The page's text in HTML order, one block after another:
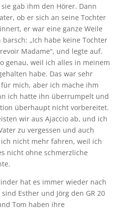
gab ihm den Hörer. Dann
ob er sich an seine Tochter
er war eine ganze Weile
„Ich habe keine Tochter
Madame“, und legte auf.
genau, weil ich alles in meinem
habe. Das war sehr
mich, aber ich mache ihm
ich hatte ihn überrumpelt und
überhaupt nicht vorbereitet.
wir aus Ajaccio ab, und ich
zu vergessen und auch
nicht mehr fahren, weil ich
nicht ohne schmerzliche
hat es immer wieder nach
Esther und Jörg den GR 20
Tom haben ihre